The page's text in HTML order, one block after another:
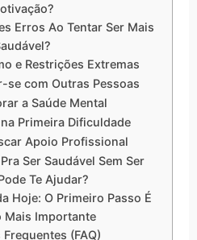
Erros Ao Tentar Ser Mais
e Restrições Extremas
se com Outras Pessoas
a Saúde Mental
Primeira Dificuldade
Apoio Profissional
Ser Saudável Sem Ser
Te Ajudar?
Hoje: O Primeiro Passo É
Mais Importante
(FAQ)